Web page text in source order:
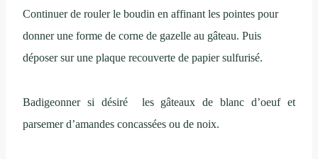
Continuer de rouler le boudin en affinant les pointes pour
donner une forme de corne de gazelle au gâteau. Puis
déposer sur une plaque recouverte de papier sulfurisé.
Badigeonner si désiré les gâteaux de blanc d’oeuf et
parsemer d’amandes concassées ou de noix.